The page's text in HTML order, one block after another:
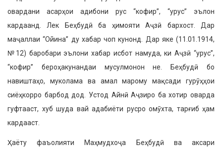
овардани асарҳои адибони рус “ко­фир”, “урус” эълон
кардаанд. Лек Беҳбудӣ ба ҳимояти Аҷзӣ бархост. Дар
маҷаллаи “Ойина” ду хабар чоп кунонд. Дар яке (11.01.1914,
№12) баробари эълони хабар исбот наму­да, ки Аҷзӣ “урус”,
“кофир” бероҳа­кунандаи мусулмонон не. Беҳбудӣ бо
навиштаҳо, муколама ва амал марому мақсади гурӯҳҳои
сиёҳкорро барбод дод. Устод Айнӣ Аҷзиро ба хотир оварда
гуфтааст, хуб шуда вай адабиёти русро омӯхта, тарғиб ҳам
кардааст.
Ҳаёту фаъолияти Маҳмудхоҷа Беҳбудӣ ва аксари